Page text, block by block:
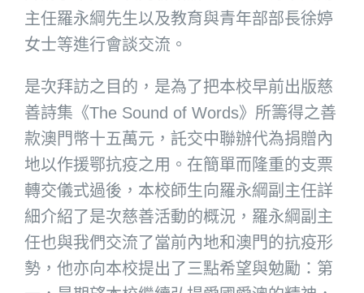
主任羅永綱先生以及教育與青年部部長徐婷
女士等進行會談交流。
是次拜訪之目的，是為了把本校早前出版慈
善詩集《The Sound of Words》所籌得之善
款澳門幣十五萬元，託交中聯辦代為捐贈內
地以作援鄂抗疫之用。在簡單而隆重的支票
轉交儀式過後，本校師生向羅永綱副主任詳
細介紹了是次慈善活動的概況，羅永綱副主
任也與我們交流了當前內地和澳門的抗疫形
勢，他亦向本校提出了三點希望與勉勵：第